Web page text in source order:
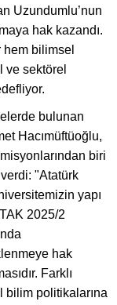
Uzundumlu’nun
hak kazandı.
hem bilimsel
ve sektörel
bulunan
Hacımüftüoğlu,
biri
"Atatürk
yapı
2025/2
hak
Farklı
bilim politikalarına